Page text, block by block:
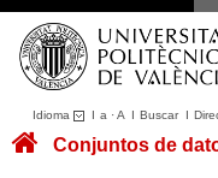
Idioma I a ·A I BuscarI
Conjuntos de datos
Conjuntos de